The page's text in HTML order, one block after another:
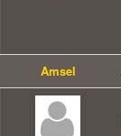
Amsel